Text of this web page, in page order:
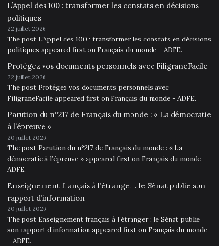
L’Appel des 100 : transformer les constats en décisions
politiques
22 juillet 2026
The post L’Appel des 100 : transformer les constats en décisions
politiques appeared first on Français du monde - ADFE.
Protégez vos documents personnels avec FiligraneFacile
22 juillet 2026
The post Protégez vos documents personnels avec
FiligraneFacile appeared first on Français du monde - ADFE.
Parution du n°217 de Français du monde : « La démocratie
à l’épreuve »
20 juillet 2026
The post Parution du n°217 de Français du monde : « La
démocratie à l’épreuve » appeared first on Français du monde -
ADFE.
Enseignement français à l’étranger : le Sénat publie son
rapport d’information
20 juillet 2026
The post Enseignement français à l’étranger : le Sénat publie
son rapport d’information appeared first on Français du monde
- ADFE.